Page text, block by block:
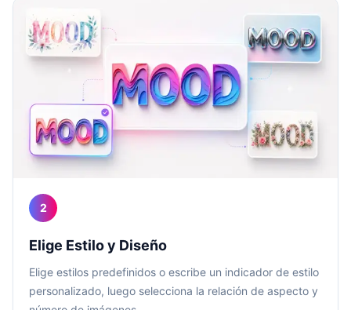
2
Elige Estilo y Diseño
Elige estilos predefinidos o escribe un indicador de estilo
personalizado, luego selecciona la relación de aspecto y